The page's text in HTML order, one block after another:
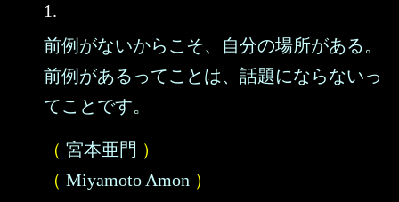
1.
前例がないからこそ、自分の場所がある。
前例があるってことは、話題にならないっ
てことです。
（ 宮本亜門 ）
（ Miyamoto Amon ）